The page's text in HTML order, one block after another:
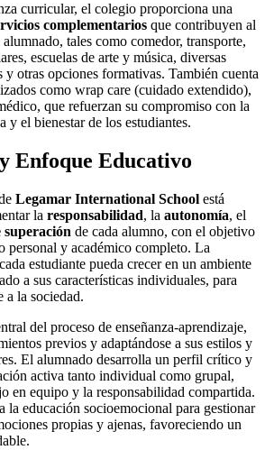
curricular, el colegio proporciona una
complementarios que contribuyen al
tales como comedor, transporte,
escuelas de arte y música, diversas
y otras opciones formativas. También cuenta
como wrap care (cuidado extendido),
que refuerzan su compromiso con la
y el bienestar de los estudiantes.
Enfoque Educativo
Legamar International School está
la responsabilidad, la autonomía, el
superación de cada alumno, con el objetivo
personal y académico completo. La
estudiante pueda crecer en un ambiente
a sus características individuales, para
a la sociedad.
del proceso de enseñanza-aprendizaje,
previos y adaptándose a sus estilos y
El alumnado desarrolla un perfil crítico y
activa tanto individual como grupal,
en equipo y la responsabilidad compartida.
la educación socioemocional para gestionar
propias y ajenas, favoreciendo un